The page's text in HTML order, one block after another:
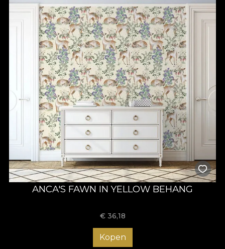
ANCA'S FAWN IN YELLOW BEHANG
€ 36,18
Kopen